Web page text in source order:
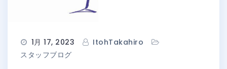
1月 17, 2023
ItohTakahiro
スタッフブログ